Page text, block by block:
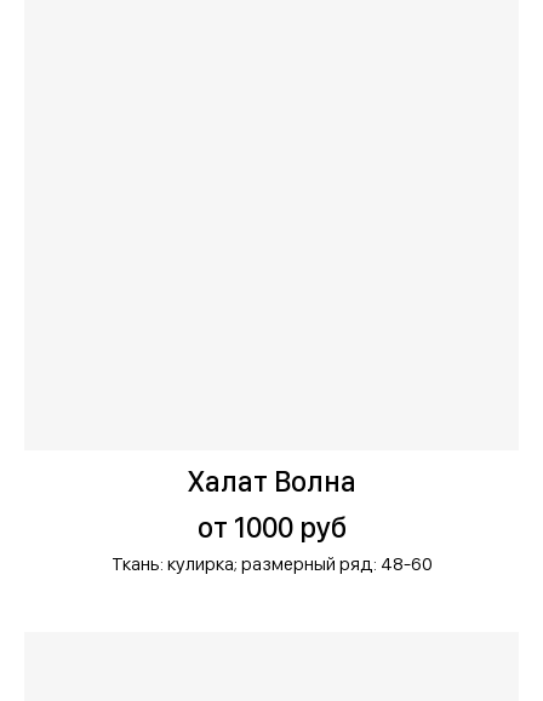
Халат Волна
от 1000 руб
Ткань: кулирка; размерный ряд: 48-60